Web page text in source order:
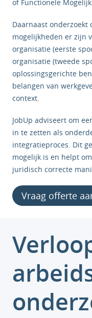
of Functionele
Daarnaast onderzoekt
mogelijkheden er zijn
organisatie (eerste
organisatie (tweede
oplossingsgerichte
belangen van
context.
JobUp adviseert om
in te zetten als
integratieproces. Dit
mogelijk is en helpt
juridisch correcte
Vraag offerte